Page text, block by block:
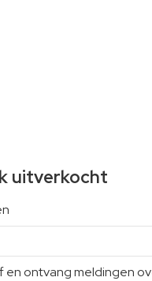
uitverkocht
en ontvang meldingen